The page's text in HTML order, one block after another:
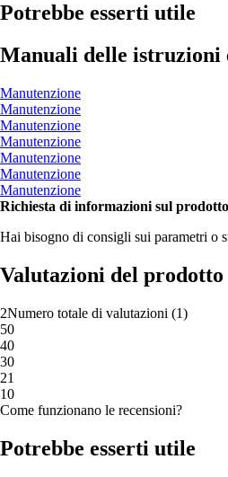
Potrebbe esserti utile
Manuali delle istruzioni
Manutenzione
Manutenzione
Manutenzione
Manutenzione
Manutenzione
Manutenzione
Manutenzione
Richiesta di informazioni sul prodotto
Hai bisogno di consigli sui parametri o
Valutazioni del prodotto
2Numero totale di valutazioni (1)
50
40
30
21
10
Come funzionano le recensioni?
Potrebbe esserti utile